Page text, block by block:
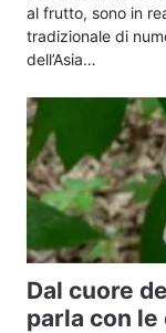
al frutto, sono in
tradizionale di
dell’Asia…
Dal cuore
parla con